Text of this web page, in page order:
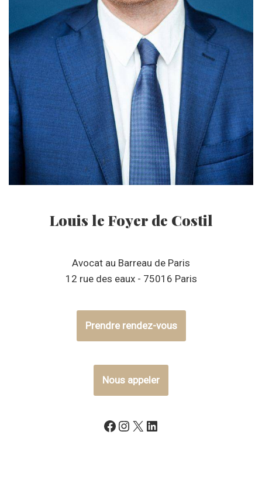
Louis le Foyer de Costil
Avocat au Barreau de Paris
12 rue des eaux - 75016 Paris
Prendre rendez-vous
Nous appeler